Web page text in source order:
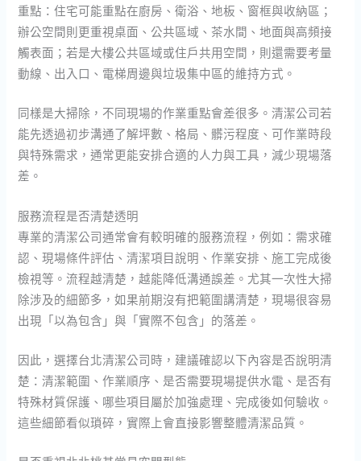
重點：住宅可能重點在廚房、衛浴、地板、窗框與收納區；
辦公空間則更重視桌面、公共區域、茶水間、地面與高頻接
觸表面；若是大樓公共區域或住戶共用空間，則還需要考量
動線、出入口、電梯周邊與垃圾集中區的維持方式。
同樣是大掃除，不同現場的作業重點會差很多。清潔公司若
能先透過初步溝通了解坪數、格局、髒污程度、可作業時段
與特殊需求，通常更能安排合適的人力與工具，減少現場落
差。
服務流程是否清楚透明
專業的清潔公司通常會有較明確的服務流程，例如：需求確
認、現場條件評估、清潔項目說明、作業安排、施工完成後
檢視等。流程越清楚，越能降低溝通誤差。尤其一次性大掃
除涉及的細節多，如果前期沒有把範圍講清楚，現場很容易
出現「以為包含」與「實際不包含」的落差。
因此，選擇台北清潔公司時，建議確認以下內容是否說明清
楚：清潔範圍、作業順序、是否需要現場提供水電、是否有
特殊材質保護、哪些項目屬於加強處理、完成後如何驗收。
這些細節看似瑣碎，實際上會直接影響整體清潔品質。